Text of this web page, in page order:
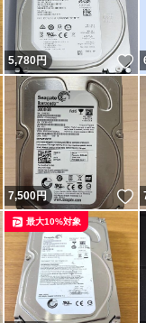
いいね！
5,780円
いいね！
7,500円
最大10%対象